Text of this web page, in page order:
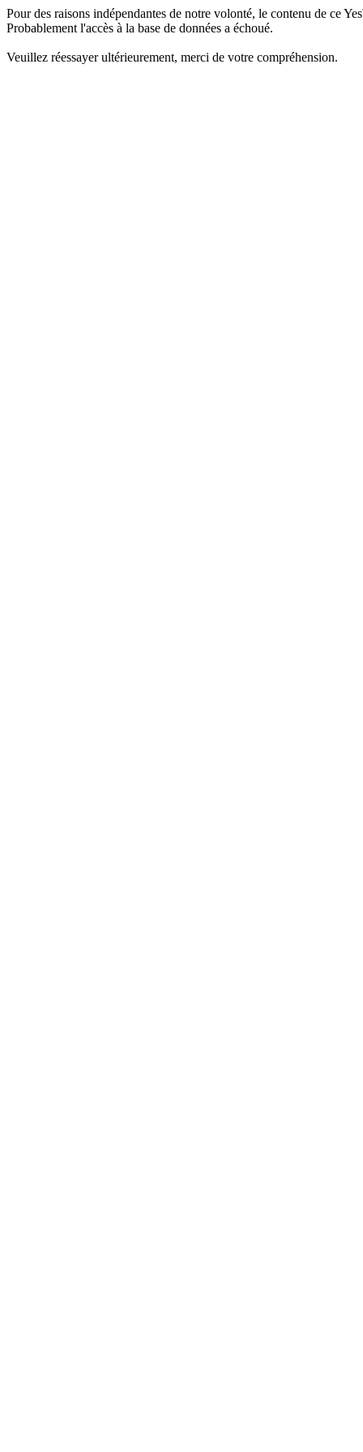
Pour des raisons indépendantes de notre volonté, le contenu de ce
Probablement l'accès à la base de données a échoué.
Veuillez réessayer ultérieurement, merci de votre compréhension.